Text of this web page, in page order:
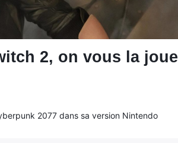
2, on vous la joue
2077 dans sa version Nintendo